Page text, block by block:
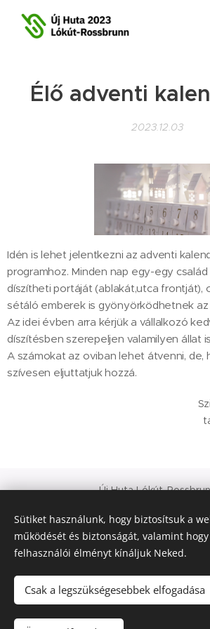
Élő adventi
2023.12.03
Idén is lehet jelentkezni az adventi
programhoz. Minden nap egy-egy család
díszítheti portáját (ablakát,utca frontját),
sétáló emberek is gyönyörködhetnek az
Az idei évben arra kérjük a vállalkozó
díszítésben szerepeljen valamilyen állat
A számokat az oviban lehet átvenni, de,
szívesen eljuttatjuk hozzá.
Új Huta Lókút-
Európa Kultúrális
PAJTA PROJEKT
© 2021 Minden jog fenntartva
Sütiket használunk, hogy biztosítsuk a
működését és biztonságát, valamint
felhasználói élményt kínáljuk Neked.
Csak a legszükségesebbek elfogadása